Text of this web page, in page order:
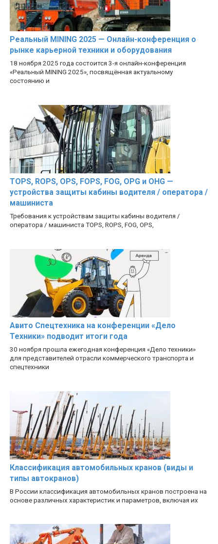
Реальный MINING 2025 — Онлайн-конференция о
рынке карьерной техники и оборудования
18 ноября 2025 года состоится 3-я онлайн-конференция
«Реальный MINING 2025», посвящённая актуальному
состоянию и
TOPS, ROPS, OPS, FOPS, FOG, OPG и OHG —
устройства защиты кабины водителя / оператора /
машиниста
Требования к устройствам защиты кабины водителя /
оператора / машиниста TOPS, ROPS, FOG, OPS,
Авито Спецтехника на конференции «Дело
Техники» подводит итоги года
30 ноября прошла ежегодная конференция «Дело техники»
для представителей отрасли коммерческого транспорта и
спецтехники
Классификация автомобильных кранов (виды и
типы автокранов)
В России классификация автомобильных кранов построена на
основе различных характеристик и параметров, включая их